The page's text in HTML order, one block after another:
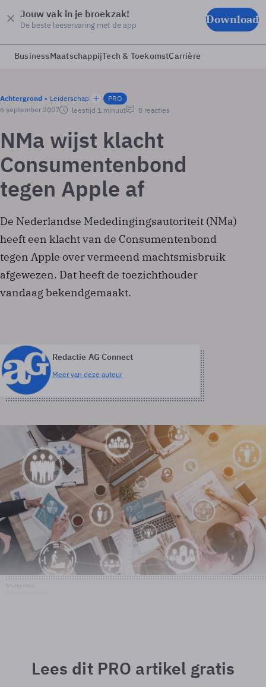
Jouw vak in je broekzak!
De beste leeservaring met de app Download
BusinessMaatschappijTech & ToekomstCarrière
Achtergrond Leiderschap
PRO
6 september 2007
leestijd 1 minuut 0 reacties
NMa wijst klacht
Consumentenbond
tegen Apple af
De Nederlandse Mededingingsautoriteit (NMa)
heeft een klacht van de Consumentenbond
tegen Apple over vermeend machtsmisbruik
afgewezen. Dat heeft de toezichthouder
vandaag bekendgemaakt.
Redactie AG Connect
Meer van deze auteur
Lees dit PRO artikel gratis